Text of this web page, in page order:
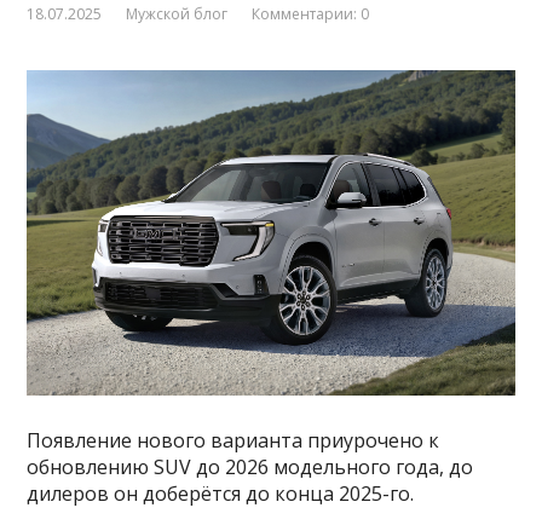
18.07.2025 Мужской блог Комментарии: 0
Появление нового варианта приурочено к
обновлению SUV до 2026 модельного года, до
дилеров он доберётся до конца 2025-го.